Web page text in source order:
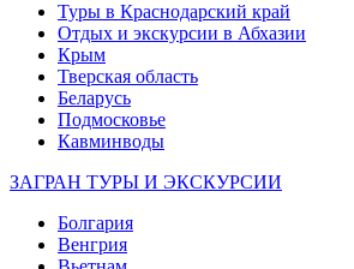
Туры в Краснодарский край
Отдых и экскурсии в Абхазии
Крым
Тверская область
Беларусь
Подмосковье
Кавминводы
ЗАГРАН ТУРЫ И ЭКСКУРСИИ
Болгария
Венгрия